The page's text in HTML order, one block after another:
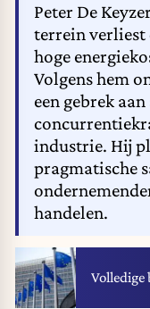
Peter De
terrein
hoge
Volgens hem
een gebrek
industrie. Hij
pragmatische
handelen.
Volledige